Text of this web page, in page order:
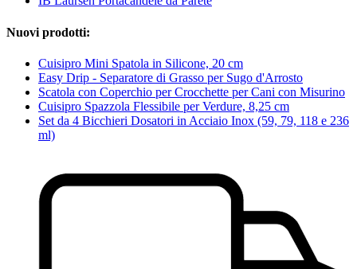
Nuovi prodotti:
Cuisipro Mini Spatola in Silicone, 20 cm
Easy Drip - Separatore di Grasso per Sugo d'Arrosto
Scatola con Coperchio per Crocchette per Cani con Misurino
Cuisipro Spazzola Flessibile per Verdure, 8,25 cm
Set da 4 Bicchieri Dosatori in Acciaio Inox (59, 79, 118 e 236
ml)